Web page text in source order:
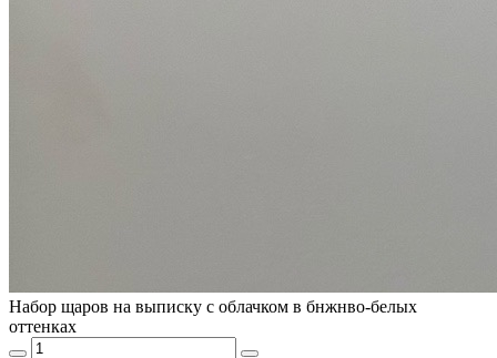
Набор щаров на выписку с облачком в бнжнво-белых
оттенках